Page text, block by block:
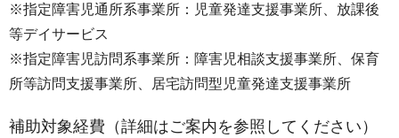
※指定障害児通所系事業所：児童発達支援事業所、放課後
等デイサービス
※指定障害児訪問系事業所：障害児相談支援事業所、保育
所等訪問支援事業所、居宅訪問型児童発達支援事業所
補助対象経費（詳細はご案内を参照してください）